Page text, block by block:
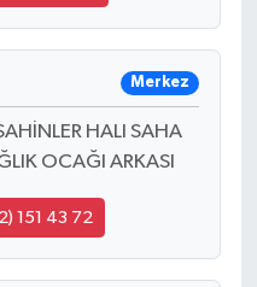
Merkez
HALI SAHA
OCAĞI ARKASI
151 43 72